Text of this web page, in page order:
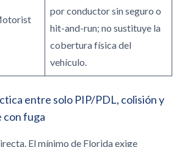
por conductor sin seguro o
hit-and-run; no sustituye la
cobertura física del
vehículo.
entre solo PIP/PDL, colisión y
con fuga
El mínimo de Florida exige